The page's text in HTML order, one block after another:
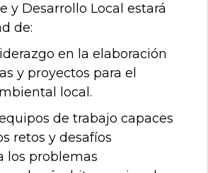
y Desarrollo Local estará
de:
en la elaboración
y proyectos para el
local.
de trabajo capaces
retos y desafíos
los problemas